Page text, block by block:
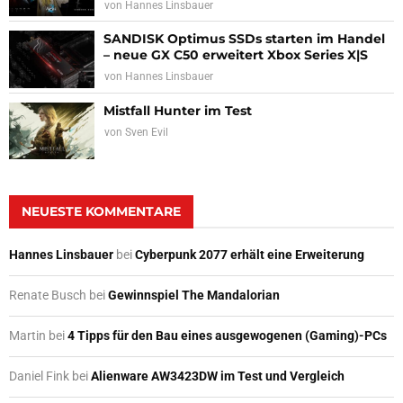
von Hannes Linsbauer
SANDISK Optimus SSDs starten im Handel
– neue GX C50 erweitert Xbox Series X|S
von Hannes Linsbauer
Mistfall Hunter im Test
von Sven Evil
NEUESTE KOMMENTARE
Hannes Linsbauer beiCyberpunk 2077 erhält eine Erweiterung
Renate Busch beiGewinnspiel The Mandalorian
Martin bei4 Tipps für den Bau eines ausgewogenen (Gaming)-PCs
Daniel Fink beiAlienware AW3423DW im Test und Vergleich